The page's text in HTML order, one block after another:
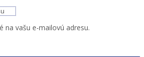
na vašu e-mailovú adresu.